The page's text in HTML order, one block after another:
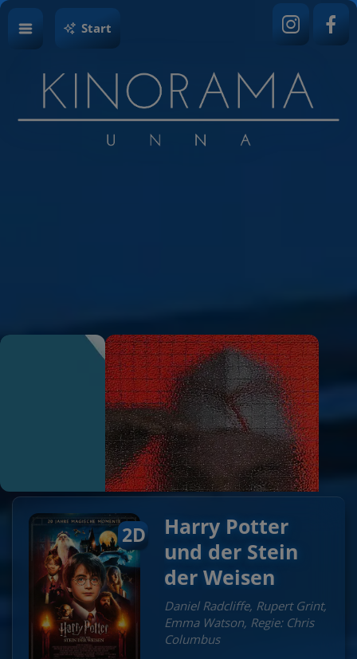
Start
Mein erster Kinobesuch
Harry Potter
2D
Harry Potter
und der Stein
der Weisen
Daniel Radcliffe, Rupert Grint,
Emma Watson, Regie: Chris
Columbus